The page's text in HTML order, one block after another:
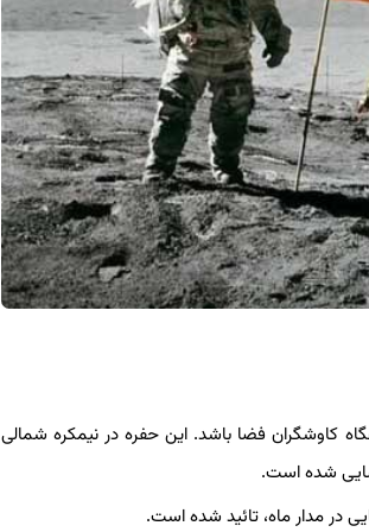
کاوشگران فضا باشد. این حفره در نیمکره شمالی
شده است.
در مدار ماه، تائید شده است.